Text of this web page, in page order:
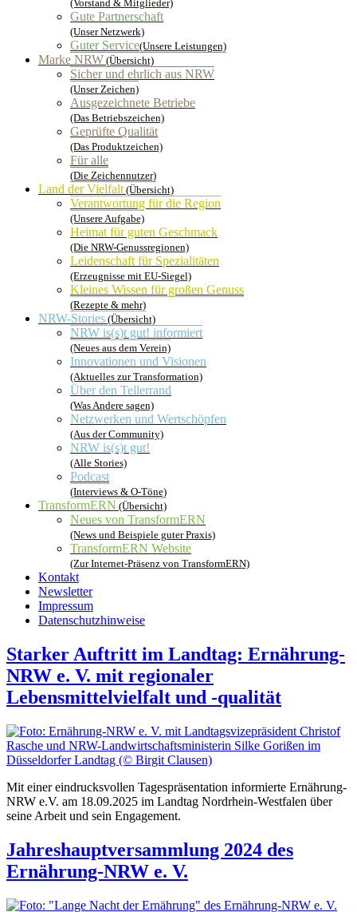
(Vorstand & Mitglieder)
Gute Partnerschaft
(Unser Netzwerk)
Guter Service(Unsere Leistungen)
Marke NRW (Übersicht)
Sicher und ehrlich aus NRW
(Unser Zeichen)
Ausgezeichnete Betriebe
(Das Betriebszeichen)
Geprüfte Qualität
(Das Produktzeichen)
Für alle
(Die Zeichennutzer)
Land der Vielfalt(Übersicht)
Verantwortung für die Region
(Unsere Aufgabe)
Heimat für guten Geschmack
(Die NRW-Genussregionen)
Leidenschaft für Spezialitäten
(Erzeugnisse mit EU-Siegel)
Kleines Wissen für großen Genuss
(Rezepte & mehr)
NRW-Stories (Übersicht)
NRW is(s)t gut! informiert
(Neues aus dem Verein)
Innovationen und Visionen
(Aktuelles zur Transformation)
Über den Tellerrand
(Was Andere sagen)
Netzwerken und Wertschöpfen
(Aus der Community)
NRW is(s)t gut!
(Alle Stories)
Podcast
(Interviews & O-Töne)
TransformERN (Übersicht)
Neues von TransformERN
(News und Beispiele guter Praxis)
TransformERN Website
(Zur Internet-Präsenz von TransformERN)
Kontakt
Newsletter
Impressum
Datenschutzhinweise
Starker Auftritt im Landtag: Ernährung-
NRW e. V. mit regionaler
Lebensmittelvielfalt und -qualität
Mit einer eindrucksvollen Tagespräsentation informierte Ernährung-
NRW e.V. am 18.09.2025 im Landtag Nordrhein-Westfalen über
seine Arbeit und sein Engagement.
Jahreshauptversammlung 2024 des
Ernährung-NRW e. V.